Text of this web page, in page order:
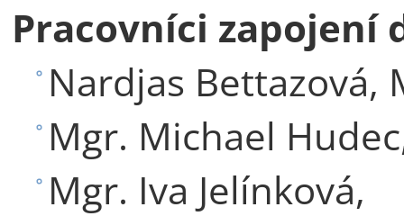
Pracovníci zapojení
Nardjas Bettazová,
Mgr. Michael
Mgr. Iva Jelínková,